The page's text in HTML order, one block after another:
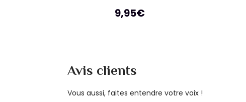
9,95€
Avis clients
Vous aussi, faites entendre votre voix !